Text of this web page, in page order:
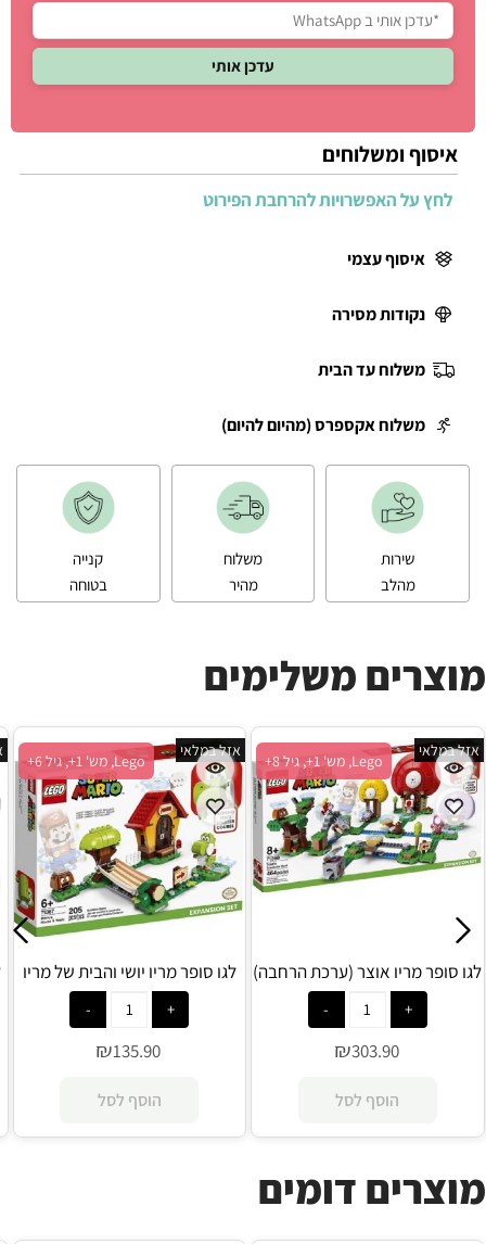
איסוף ומשלוחים
לחץ על האפשרויות להרחבת הפירוט
איסוף עצמי
נקודות מסירה
משלוח עד הבית
משלוח אקספרס (מהיום להיום)
שירות
מהלב
משלוח
מהיר
קנייה
בטוחה
מוצרים משלימים
Lego, מש' 1+, גיל 6+
אזל במלאי
לגו סופר מריו יושי והבית של מריו
(ערכת הרחבה) 71367 - Lego
₪135.90
הוסף לסל
Lego, מש' 1+, גיל 8+
אזל במלאי
לגו סופר מריו אוצר (ערכת הרחבה)
71368 - Lego
₪303.90
הוסף לסל
מוצרים דומים